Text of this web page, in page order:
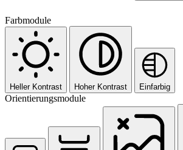
Farbmodule
Heller Kontrast Hoher Kontrast Einfarbig
Orientierungsmodule